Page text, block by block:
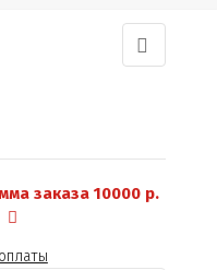
заказа 10000 р.